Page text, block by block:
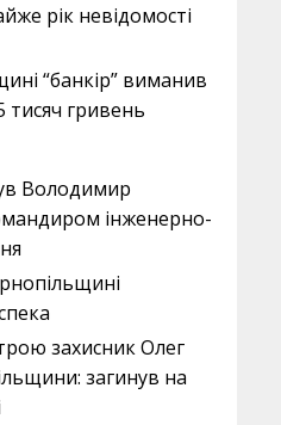
рік невідомості
“банкір” виманив
тисяч гривень
Володимир
інженерно-
захисник Олег
загинув на